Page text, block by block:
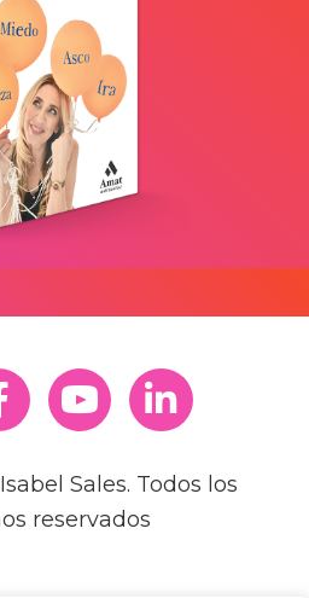
Sales. Todos los
reservados